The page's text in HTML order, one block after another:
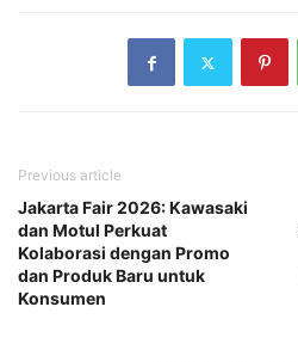
Previous article
Jakarta Fair 2026: Kawasaki
dan Motul Perkuat
Kolaborasi dengan Promo
dan Produk Baru untuk
Konsumen